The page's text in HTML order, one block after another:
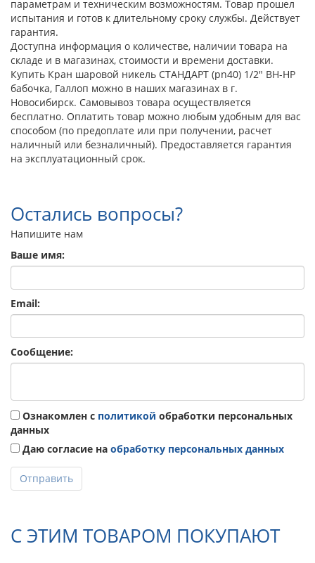
параметрам и техническим возможностям. Товар прошел
испытания и готов к длительному сроку службы. Действует
гарантия.
Доступна информация о количестве, наличии товара на
складе и в магазинах, стоимости и времени доставки.
Купить Кран шаровой никель СТАНДАРТ (pn40) 1/2" ВН-НР
бабочка, Галлоп можно в наших магазинах в г.
Новосибирск. Самовывоз товара осуществляется
бесплатно. Оплатить товар можно любым удобным для вас
способом (по предоплате или при получении, расчет
наличный или безналичный). Предоставляется гарантия
на эксплуатационный срок.
Остались вопросы?
Напишите нам
Ваше имя:
Email:
Сообщение:
Ознакомлен с политикой обработки персональных
данных
Даю согласие на обработку персональных данных
Отправить
С ЭТИМ ТОВАРОМ ПОКУПАЮТ